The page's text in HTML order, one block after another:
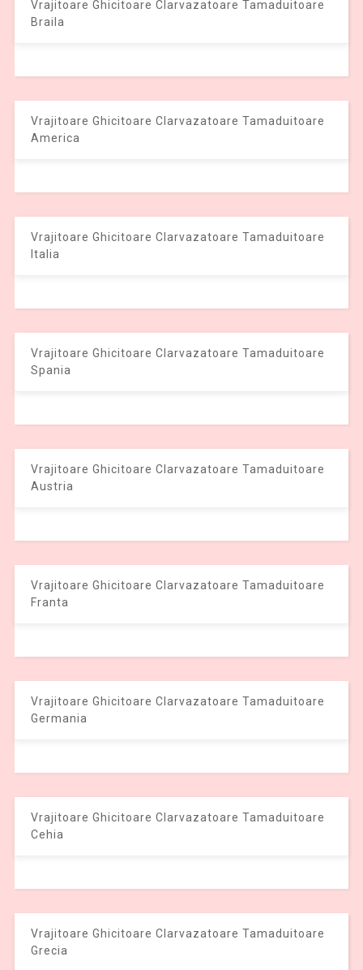
Vrajitoare Ghicitoare Clarvazatoare Tamaduitoare
Braila
Vrajitoare Ghicitoare Clarvazatoare Tamaduitoare
America
Vrajitoare Ghicitoare Clarvazatoare Tamaduitoare
Italia
Vrajitoare Ghicitoare Clarvazatoare Tamaduitoare
Spania
Vrajitoare Ghicitoare Clarvazatoare Tamaduitoare
Austria
Vrajitoare Ghicitoare Clarvazatoare Tamaduitoare
Franta
Vrajitoare Ghicitoare Clarvazatoare Tamaduitoare
Germania
Vrajitoare Ghicitoare Clarvazatoare Tamaduitoare
Cehia
Vrajitoare Ghicitoare Clarvazatoare Tamaduitoare
Grecia